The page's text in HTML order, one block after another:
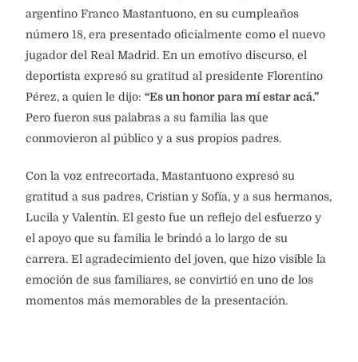
argentino Franco Mastantuono, en su cumpleaños
número 18, era presentado oficialmente como el nuevo
jugador del Real Madrid. En un emotivo discurso, el
deportista expresó su gratitud al presidente Florentino
Pérez, a quien le dijo: “Es un honor para mí estar acá.”
Pero fueron sus palabras a su familia las que
conmovieron al público y a sus propios padres.
Con la voz entrecortada, Mastantuono expresó su
gratitud a sus padres, Cristian y Sofía, y a sus hermanos,
Lucila y Valentín. El gesto fue un reflejo del esfuerzo y
el apoyo que su familia le brindó a lo largo de su
carrera. El agradecimiento del joven, que hizo visible la
emoción de sus familiares, se convirtió en uno de los
momentos más memorables de la presentación.